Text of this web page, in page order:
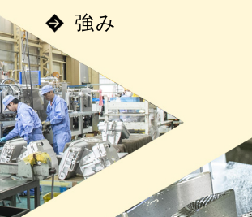
強み